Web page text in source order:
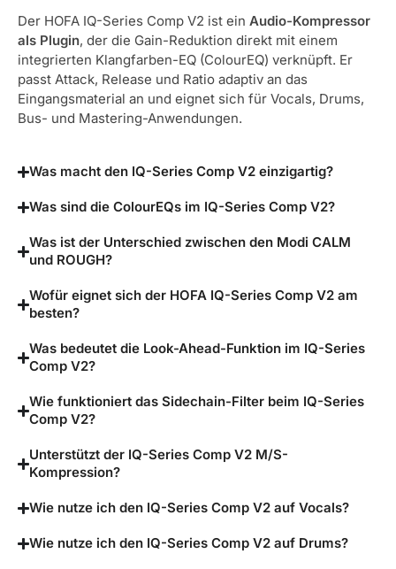
Der HOFA IQ-Series Comp V2 ist ein Audio-Kompressor
als Plugin, der die Gain-Reduktion direkt mit einem
integrierten Klangfarben-EQ (ColourEQ) verknüpft. Er
passt Attack, Release und Ratio adaptiv an das
Eingangsmaterial an und eignet sich für Vocals, Drums,
Bus- und Mastering-Anwendungen.
Was macht den IQ-Series Comp V2 einzigartig?
Was sind die ColourEQs im IQ-Series Comp V2?
Was ist der Unterschied zwischen den Modi CALM
und ROUGH?
Wofür eignet sich der HOFA IQ-Series Comp V2 am
besten?
Was bedeutet die Look-Ahead-Funktion im IQ-Series
Comp V2?
Wie funktioniert das Sidechain-Filter beim IQ-Series
Comp V2?
Unterstützt der IQ-Series Comp V2 M/S-
Kompression?
Wie nutze ich den IQ-Series Comp V2 auf Vocals?
Wie nutze ich den IQ-Series Comp V2 auf Drums?